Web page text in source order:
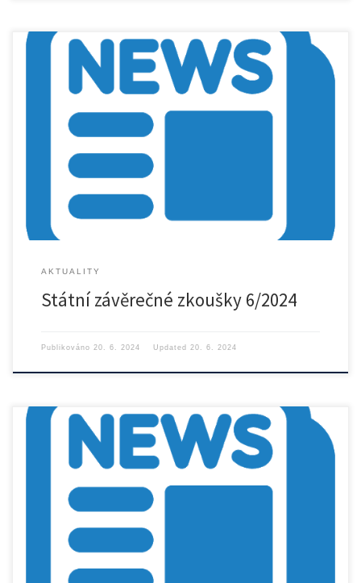
AKTUALITY
Státní závěrečné zkoušky 6/2024
Publikováno 20. 6. 2024 Updated 20. 6. 2024
Pro letní semestr akademického roku 2023/2024 ustanovuji tyto